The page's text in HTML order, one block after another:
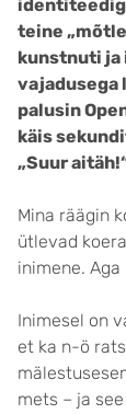
teine
kunstnuti ja
vajadusega
palusin
käis
„Suur
Mina räägin
ütlevad
inimene.
Inimesel on
et ka n-ö
mets – ja